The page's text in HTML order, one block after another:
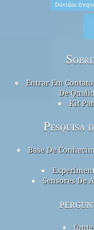
Dúvidas
Entrar Em
De
Kit
Pesquisa
Base De
Sensores De
fonte